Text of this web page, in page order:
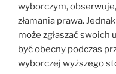
wyborczym,
złamania prawa.
może zgłaszać swoich
być obecny podczas
wyborczej wyższego